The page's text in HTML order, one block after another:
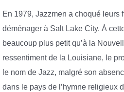
En 1979, Jazzmen a choqué leurs
déménager à Salt Lake City. À
beaucoup plus petit qu’à la
ressentiment de la Louisiane, le
le nom de Jazz, malgré son
dans le pays de l’hymne religieux